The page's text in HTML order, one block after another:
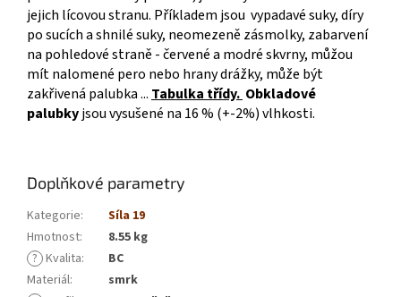
jejich lícovou stranu. Příkladem jsou vypadavé suky, díry
po sucích a shnilé suky, neomezeně zásmolky, zabarvení
na pohledové straně - červené a modré skvrny, můžou
mít nalomené pero nebo hrany drážky, může být
zakřivená palubka ... Tabulka třídy. Obkladové
palubkyjsou vysušené na 16 % (+-2%) vlhkosti.
Doplňkové parametry
Kategorie:
Síla 19
Hmotnost:
8.55 kg
? Kvalita:
BC
Materiál:
smrk